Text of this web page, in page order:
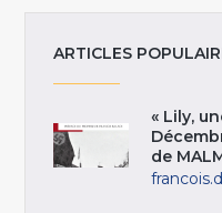
ARTICLES
« Lily,
de